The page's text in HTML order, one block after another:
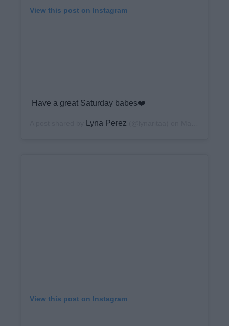
View this post on Instagram
Have a great Saturday babes❤️
Lyna Perez
View this post on Instagram